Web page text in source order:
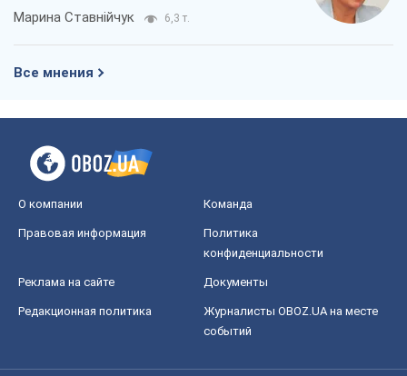
Марина Ставнійчук 6,3 т.
Все мнения
О компании Команда
Правовая информация
Политика
конфиденциальности
Реклама на сайте Документы
Редакционная политика
Журналисты OBOZ.UA на месте
событий